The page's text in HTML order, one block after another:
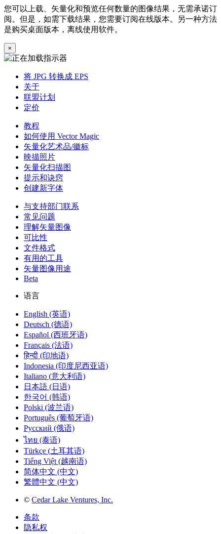
您可以上载、矢量化和预览任何数量的图像结果，无需承诺订
阅。但是，如需下载结果，您需要订阅在线版本。另一种方法
是购买桌面版本，离线使用软件。
×
将 JPG 转换成 EPS
关于
联盟计划
定价
教程
如何使用 Vector Magic
矢量化艺术品/徽标
映描照片
矢量化扫描图
提示和诀窍
创建新字体
与支持部门联系
常见问题
理解矢量图像
可比性
文件格式
有用的工具
矢量图像用途
Beta
语言
English (英语)
Deutsch (德语)
Español (西班牙语)
Français (法语)
हिन्दी (印地语)
Indonesia (印度尼西亚语)
Italiano (意大利语)
日本語 (日语)
한국어 (韩语)
Polski (波兰语)
Português (葡萄牙语)
Русский (俄语)
ไทย (泰语)
Türkçe (土耳其语)
Tiếng Việt (越南语)
简体中文 (中文)
繁體中文 (中文)
© Cedar Lake Ventures, Inc.
条款
隐私权